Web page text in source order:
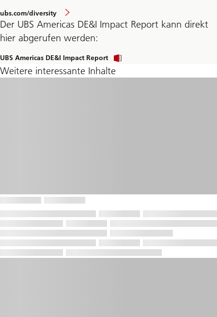
ubs.com/diversity
Der UBS Americas DE&I Impact Report kann direkt
hier abgerufen werden:
UBS Americas DE&I Impact Report
Weitere interessante Inhalte